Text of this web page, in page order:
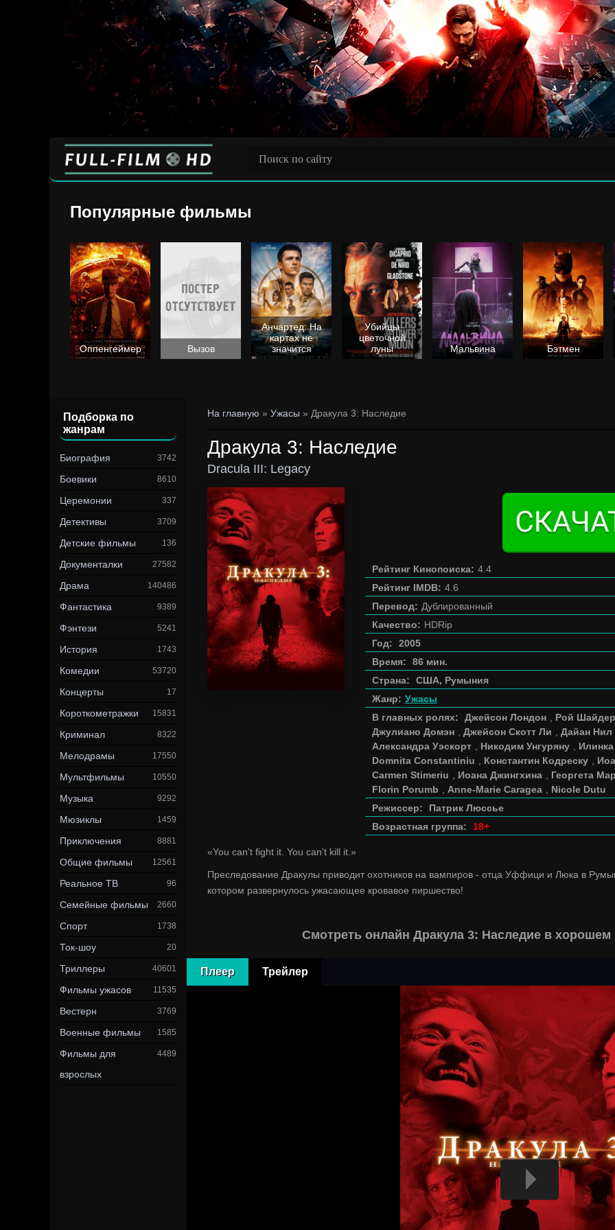
Популярные фильмы
Оппенгеймер Вызов
Анчартед: На
картах не
значится
Убийцы
цветочной
луны
Мальвина Бэтмен
Подборка по
жанрам
Биография 3742
Боевики 8610
Церемонии 337
Детективы 3709
Детские фильмы 136
Документалки 27582
Драма 140486
Фантастика 9389
Фэнтези 5241
История 1743
Комедии 53720
Концерты 17
Короткометражки 15831
Криминал 8322
Мелодрамы 17550
Мультфильмы 10550
Музыка 9292
Мюзиклы 1459
Приключения 8881
Общие фильмы 12561
Реальное ТВ 96
Семейные фильмы 2660
Спорт 1738
Ток-шоу 20
Триллеры 40601
Фильмы ужасов 11535
Вестерн 3769
Военные фильмы 1585
Фильмы для
взрослых
4489
На главную » Ужасы » Дракула 3: Наследие
Дракула 3: Наследие
Dracula III: Legacy
Рейтинг Кинопоиска: 4.4
Рейтинг IMDB: 4.6
Перевод: Дублированный
Качество: HDRip
Год:
2005
Время:
86 мин.
Страна:
США, Румыния
Жанр: Ужасы
В главных ролях:
Джейсон Лондон
Рой Шайдер
Джулиано Домэн
Джейсон Скотт Ли
Дайан Нил
Александра Уэскорт
Никодим Унгуряну
Domnita Constantiniu
Константин Кодреску
Carmen Stimeriu
Иоана Джингхина
Георгета
Florin Porumb
Anne-Marie Caragea
Nicole Dutu
Режиссер:
Патрик Люссье
Возрастная группа:
18+
«You can't fight it. You can't kill it.»
Преследование Дракулы приводит охотников на вампиров - отца Уффици и Люка в
котором развернулось ужасающее кровавое пиршество!
Смотреть онлайн Дракула 3: Наследие в хорошем
Плеер Трейлер